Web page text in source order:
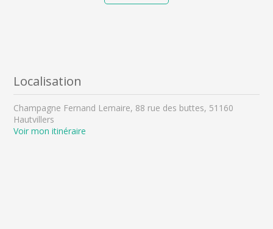
Localisation
Champagne Fernand Lemaire, 88 rue des buttes, 51160
Hautvillers
Voir mon itinéraire